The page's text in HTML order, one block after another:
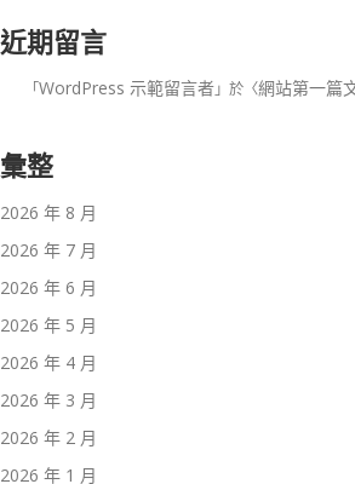
近期留言
「WordPress 示範留言者」於〈網站第一篇
彙整
2026 年 8 月
2026 年 7 月
2026 年 6 月
2026 年 5 月
2026 年 4 月
2026 年 3 月
2026 年 2 月
2026 年 1 月